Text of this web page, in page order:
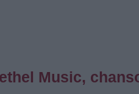
Music,